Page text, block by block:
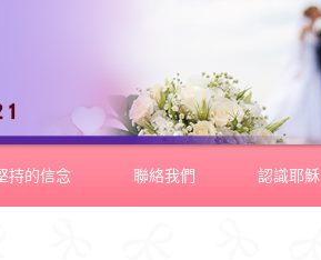
持的信念 聯絡我們 認識耶穌